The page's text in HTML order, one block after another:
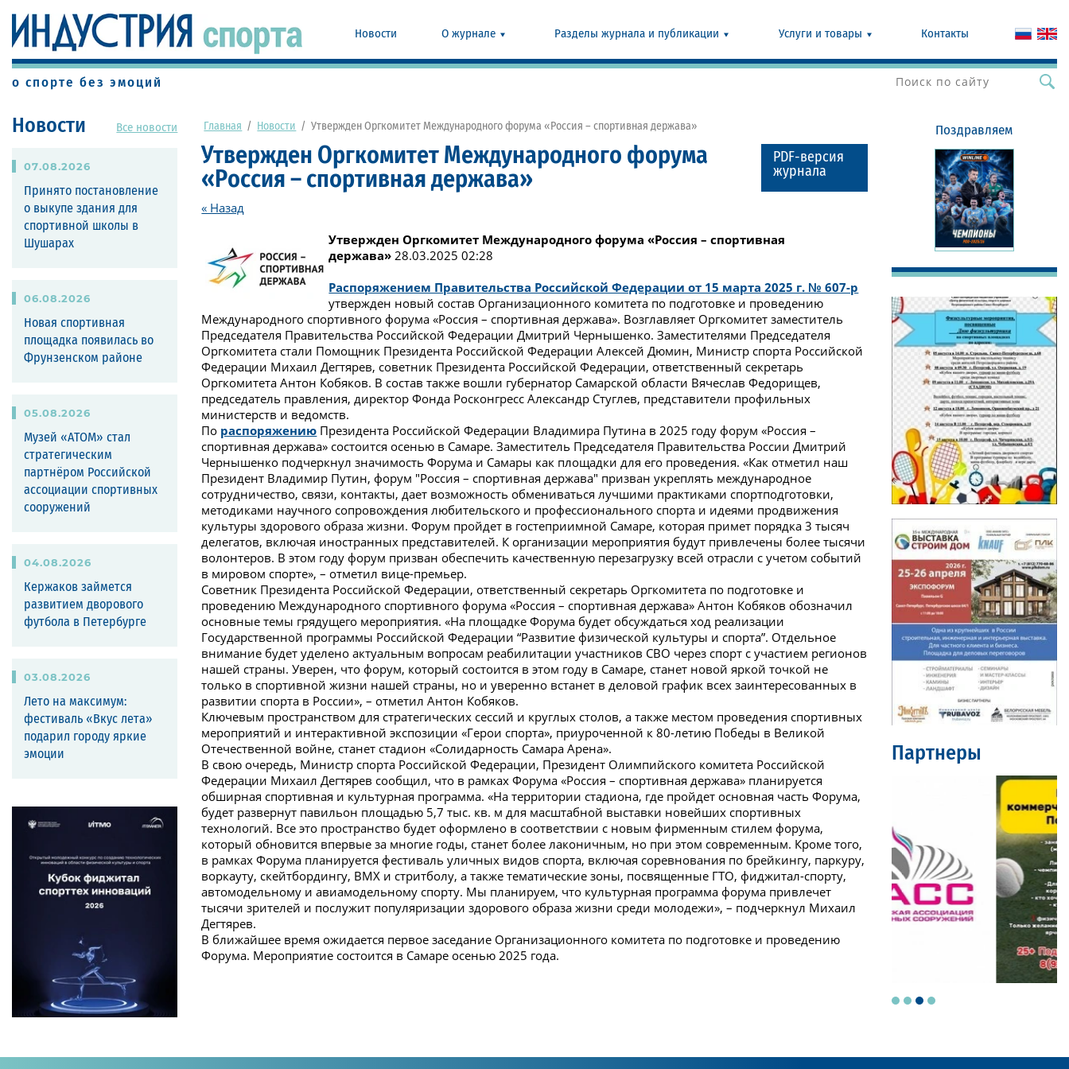
Новости О журнале Разделы журнала и публикации Услуги и товары Контакты
о спорте без эмоций
Новости Все новости
07.08.2026
Принято постановление
о выкупе здания для
спортивной школы в
Шушарах
06.08.2026
Новая спортивная
площадка появилась во
Фрунзенском районе
05.08.2026
Музей «АТОМ» стал
стратегическим
партнёром Российской
ассоциации спортивных
сооружений
04.08.2026
Кержаков займется
развитием дворового
футбола в Петербурге
03.08.2026
Лето на максимум:
фестиваль «Вкус лета»
подарил городу яркие
эмоции
Главная / Новости / Утвержден Оргкомитет Международного форума «Россия – спортивная держава»
Утвержден Оргкомитет Международного форума
«Россия – спортивная держава»
PDF-версия
журнала
« Назад
Утвержден Оргкомитет Международного форума «Россия – спортивная
держава» 28.03.2025 02:28
Распоряжением Правительства Российской Федерации от 15 марта 2025 г. № 607-р
утвержден новый состав Организационного комитета по подготовке и проведению
Международного спортивного форума «Россия – спортивная держава». Возглавляет Оргкомитет заместитель
Председателя Правительства Российской Федерации Дмитрий Чернышенко. Заместителями Председателя
Оргкомитета стали Помощник Президента Российской Федерации Алексей Дюмин, Министр спорта Российской
Федерации Михаил Дегтярев, советник Президента Российской Федерации, ответственный секретарь
Оргкомитета Антон Кобяков. В состав также вошли губернатор Самарской области Вячеслав Федорищев,
председатель правления, директор Фонда Росконгресс Александр Стуглев, представители профильных
министерств и ведомств.
По распоряжению Президента Российской Федерации Владимира Путина в 2025 году форум «Россия –
спортивная держава» состоится осенью в Самаре. Заместитель Председателя Правительства России Дмитрий
Чернышенко подчеркнул значимость Форума и Самары как площадки для его проведения. «Как отметил наш
Президент Владимир Путин, форум "Россия – спортивная держава" призван укреплять международное
сотрудничество, связи, контакты, дает возможность обмениваться лучшими практиками спортподготовки,
методиками научного сопровождения любительского и профессионального спорта и идеями продвижения
культуры здорового образа жизни. Форум пройдет в гостеприимной Самаре, которая примет порядка 3 тысяч
делегатов, включая иностранных представителей. К организации мероприятия будут привлечены более тысячи
волонтеров. В этом году форум призван обеспечить качественную перезагрузку всей отрасли с учетом событий
в мировом спорте», – отметил вице-премьер.
Советник Президента Российской Федерации, ответственный секретарь Оргкомитета по подготовке и
проведению Международного спортивного форума «Россия – спортивная держава» Антон Кобяков обозначил
основные темы грядущего мероприятия. «На площадке Форума будет обсуждаться ход реализации
Государственной программы Российской Федерации “Развитие физической культуры и спорта”. Отдельное
внимание будет уделено актуальным вопросам реабилитации участников СВО через спорт с участием регионов
нашей страны. Уверен, что форум, который состоится в этом году в Самаре, станет новой яркой точкой не
только в спортивной жизни нашей страны, но и уверенно встанет в деловой график всех заинтересованных в
развитии спорта в России», – отметил Антон Кобяков.
Ключевым пространством для стратегических сессий и круглых столов, а также местом проведения спортивных
мероприятий и интерактивной экспозиции «Герои спорта», приуроченной к 80-летию Победы в Великой
Отечественной войне, станет стадион «Солидарность Самара Арена».
В свою очередь, Министр спорта Российской Федерации, Президент Олимпийского комитета Российской
Федерации Михаил Дегтярев сообщил, что в рамках Форума «Россия – спортивная держава» планируется
обширная спортивная и культурная программа. «На территории стадиона, где пройдет основная часть Форума,
будет развернут павильон площадью 5,7 тыс. кв. м для масштабной выставки новейших спортивных
технологий. Все это пространство будет оформлено в соответствии с новым фирменным стилем форума,
который обновится впервые за многие годы, станет более лаконичным, но при этом современным. Кроме того,
в рамках Форума планируется фестиваль уличных видов спорта, включая соревнования по брейкингу, паркуру,
воркауту, скейтбордингу, BMX и стритболу, а также тематические зоны, посвященные ГТО, фиджитал-спорту,
автомодельному и авиамодельному спорту. Мы планируем, что культурная программа форума привлечет
тысячи зрителей и послужит популяризации здорового образа жизни среди молодежи», – подчеркнул Михаил
Дегтярев.
В ближайшее время ожидается первое заседание Организационного комитета по подготовке и проведению
Форума. Мероприятие состоится в Самаре осенью 2025 года.
Поздравляем
Партнеры